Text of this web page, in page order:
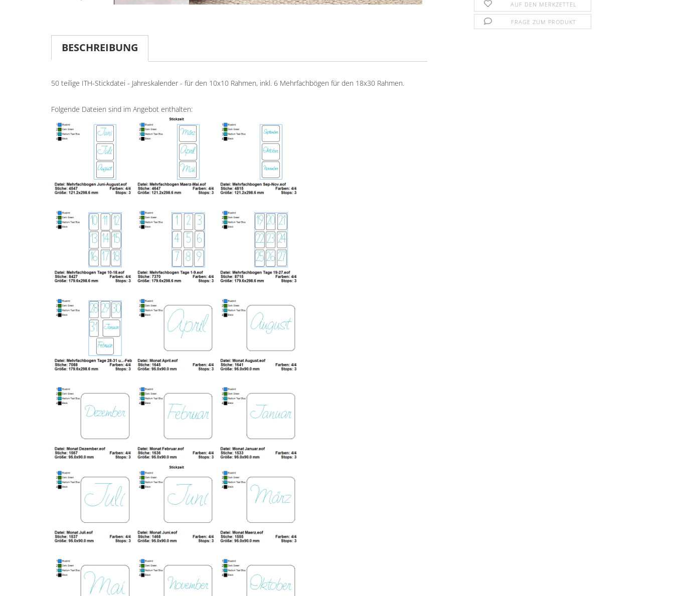
AUF DEN MERKZETTEL
FRAGE ZUM PRODUKT
BESCHREIBUNG
50 teilige ITH-Stickdatei - Jahreskalender - für den 10x10 Rahmen, inkl. 6 Mehrfachbögen für den 18x30 Rahmen.
Folgende Dateien sind im Angebot enthalten: